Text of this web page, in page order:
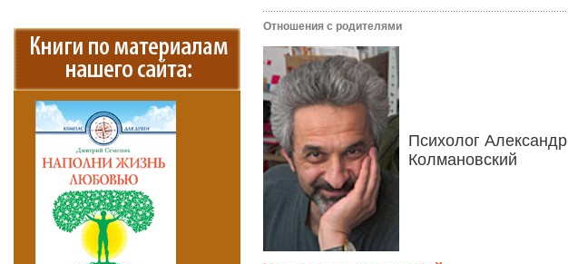
Отношения с родителями
Психолог Александр
Колмановский